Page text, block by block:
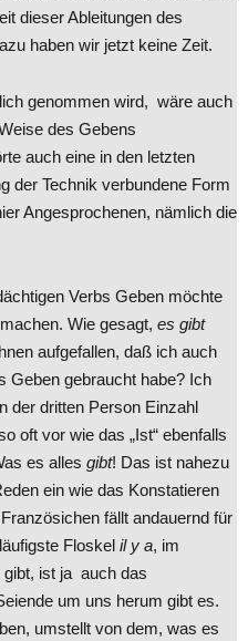
dieser Ableitungen des
haben wir jetzt keine Zeit.
genommen wird, wäre auch
des Gebens
auch eine in den letzten
der Technik verbundene Form
Angesprochenen, nämlich die
Verbs Geben möchte
Wie gesagt, es gibt
aufgefallen, daß ich auch
Geben gebraucht habe? Ich
der dritten Person Einzahl
oft vor wie das „Ist“ ebenfalls
es alles gibt! Das ist nahezu
ein wie das Konstatieren
fällt andauernd für
Floskel il y a, im
ist ja auch das
um uns herum gibt es.
umstellt von dem, was es